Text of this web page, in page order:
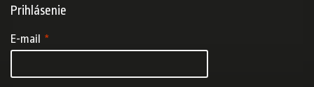
Prihlásenie
E-mail